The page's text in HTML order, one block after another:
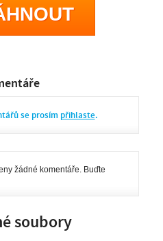
se prosím přihlaste.
žádné komentáře. Buďte
soubory